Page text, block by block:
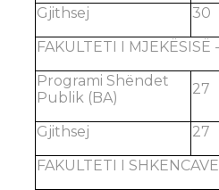
Gjithsej 30
FAKULTETI I MJEKËSISË
Programi Shëndet
Publik (BA)
27
Gjithsej 27
FAKULTETI I